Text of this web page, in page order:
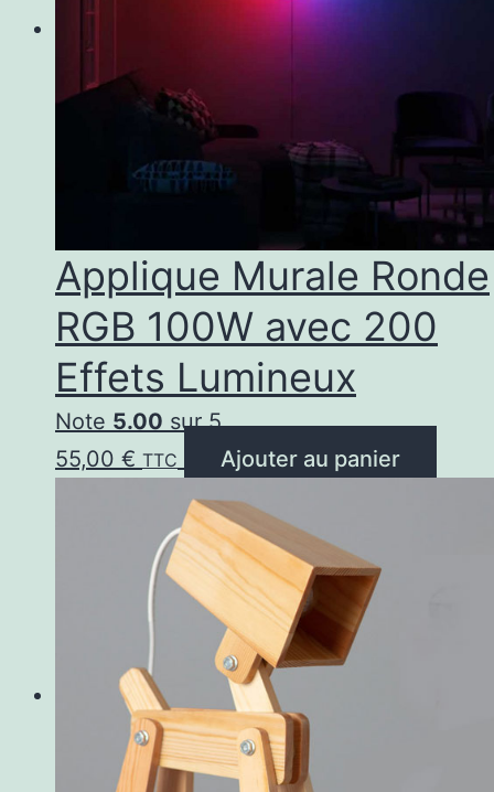
la
du
Applique Murale Ronde
RGB 100W avec 200
Effets Lumineux
Note 5.00 sur 5
55,00 € TTC Ajouter au panier